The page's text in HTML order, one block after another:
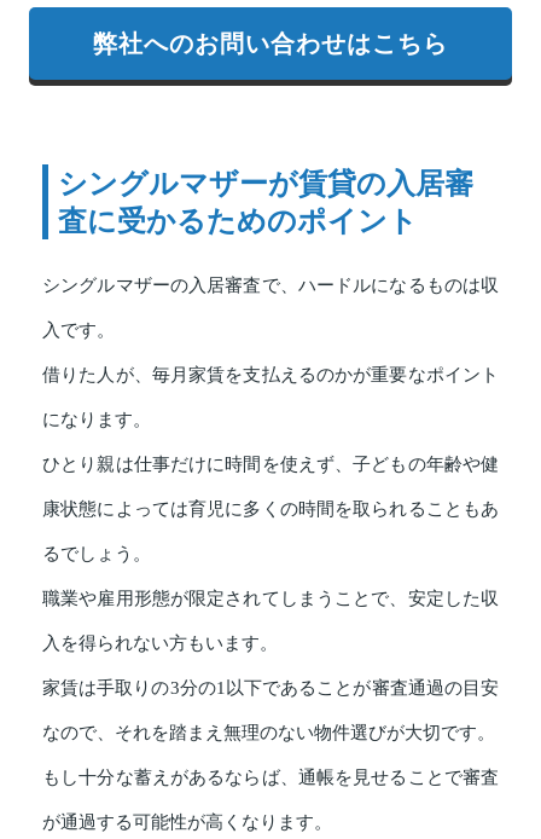
弊社へのお問い合わせはこちら
シングルマザーが賃貸の入居審
査に受かるためのポイント
シングルマザーの入居審査で、ハードルになるものは収
入です。
借りた人が、毎月家賃を支払えるのかが重要なポイント
になります。
ひとり親は仕事だけに時間を使えず、子どもの年齢や健
康状態によっては育児に多くの時間を取られることもあ
るでしょう。
職業や雇用形態が限定されてしまうことで、安定した収
入を得られない方もいます。
家賃は手取りの3分の1以下であることが審査通過の目安
なので、それを踏まえ無理のない物件選びが大切です。
もし十分な蓄えがあるならば、通帳を見せることで審査
が通過する可能性が高くなります。